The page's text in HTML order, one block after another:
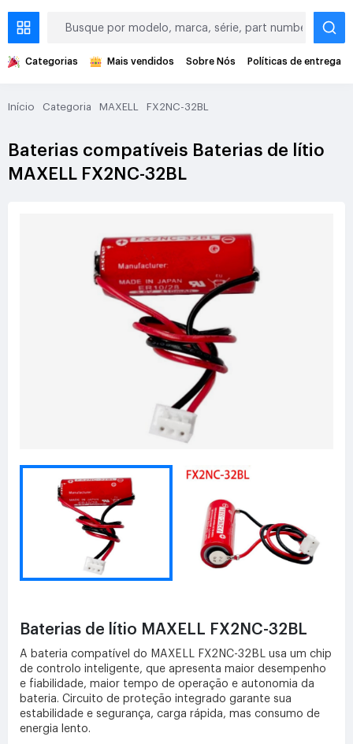
Categorias Mais vendidos Sobre Nós Políticas de entrega
Início Categoria MAXELL FX2NC-32BL
Baterias compatíveis Baterias de lítio
MAXELL FX2NC-32BL
Baterias de lítio MAXELL FX2NC-32BL
A bateria compatível do MAXELL FX2NC-32BL usa um chip
de controlo inteligente, que apresenta maior desempenho
e fiabilidade, maior tempo de operação e autonomia da
bateria. Circuito de proteção integrado garante sua
estabilidade e segurança, carga rápida, mas consumo de
energia lento.